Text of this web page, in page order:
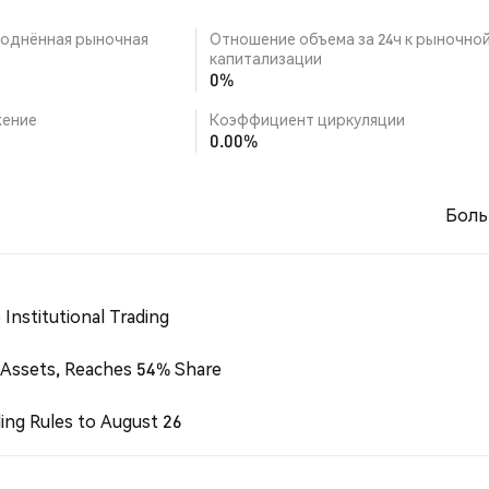
рыночная
Отношение объема за 24ч к
капитализации
0%
Коэффициент циркуляции
0.00%
Institutional Trading
Reaches 54% Share
Rules to August 26